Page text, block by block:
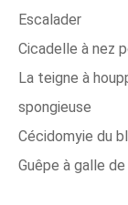
Escalader
Cicadelle à nez
La teigne à
spongieuse
Cécidomyie du
Guêpe à galle